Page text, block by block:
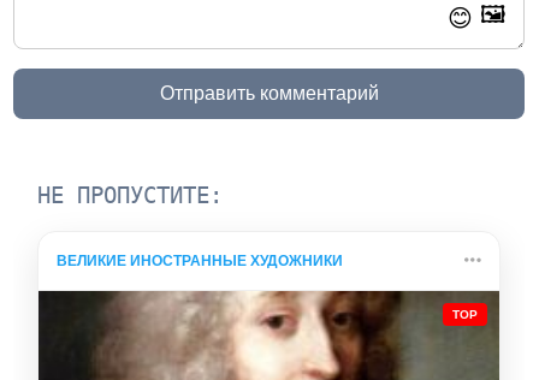
😊 🖼️
Отправить комментарий
НЕ ПРОПУСТИТЕ:
ВЕЛИКИЕ ИНОСТРАННЫЕ ХУДОЖНИКИ
TOP